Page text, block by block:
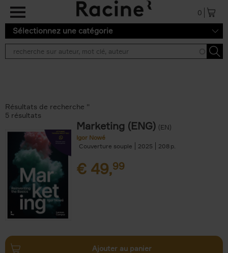
Aller au contenu principal
0
Sélectionnez une catégorie
Résultats de recherche ''
5 résultats
Marketing (ENG) (EN)
Igor Nowé
Couverture souple
2025 208
€ 49,99
Ajouter au panier